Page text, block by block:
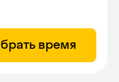
время